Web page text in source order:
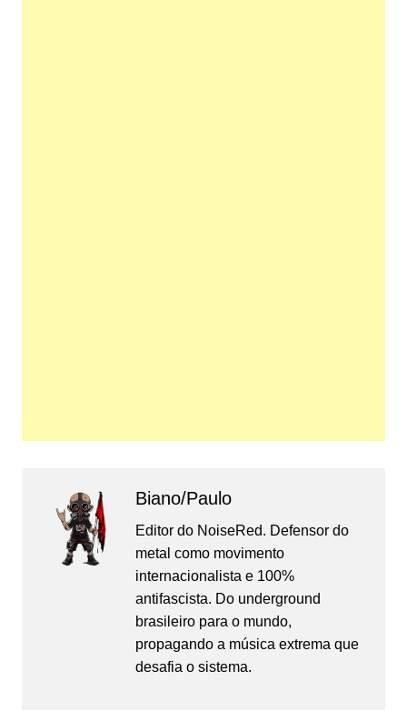
Biano/Paulo
Editor do NoiseRed. Defensor do
metal como movimento
internacionalista e 100%
antifascista. Do underground
brasileiro para o mundo,
propagando a música extrema que
desafia o sistema.